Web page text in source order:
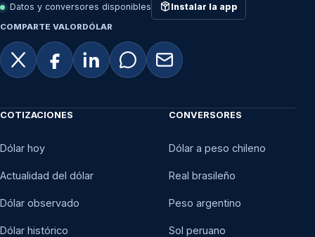
Datos y conversores disponibles Instalar la app
COMPARTE VALORDÓLAR
COTIZACIONES
Dólar hoy
Actualidad del dólar
Dólar observado
Dólar histórico
CONVERSORES
Dólar a peso chileno
Real brasileño
Peso argentino
Sol peruano